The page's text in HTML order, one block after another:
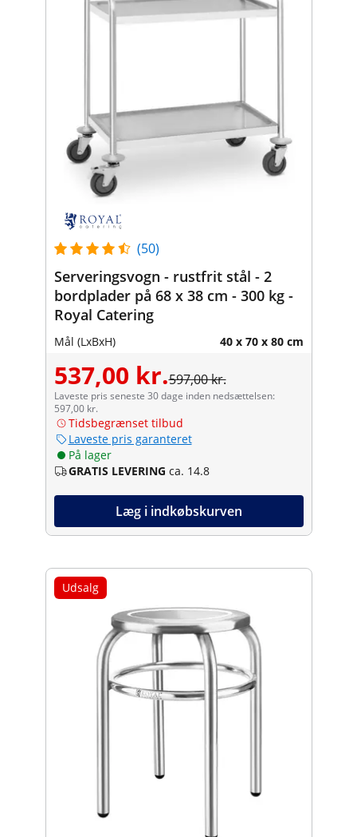
(50)
Serveringsvogn - rustfrit stål - 2
bordplader på 68 x 38 cm - 300 kg -
Royal Catering
Mål (LxBxH) 40 x 70 x 80 cm
537,00 kr.597,00 kr.
Laveste pris seneste 30 dage inden nedsættelsen:
597,00 kr.
Tidsbegrænset tilbud
Laveste pris garanteret
På lager
GRATIS LEVERING ca. 14.8
Læg i indkøbskurven
Udsalg